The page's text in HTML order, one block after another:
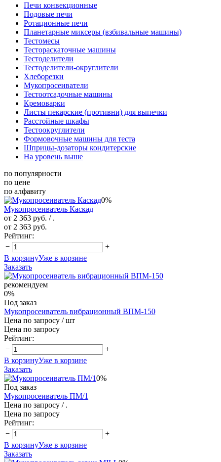
Печи конвекционные
Подовые печи
Ротационные печи
Планетарные миксеры (взбивальные машины)
Тестомесы
Тестораскаточные машины
Тестоделители
Тестоделители-округлители
Хлеборезки
Мукопросеиватели
Тестоотсадочные машины
Кремоварки
Листы пекарские (противни) для выпечки
Расстойные шкафы
Тестоокруглители
Формовочные машины для теста
Шприцы-дозаторы кондитерские
На уровень выше
по популярности
по цене
по алфавиту
0%
Мукопросеиватель Каскад
от 2 363 руб. / .
от 2 363 руб.
Рейтинг:
−
+
В корзинуУже в корзине
Заказать
рекомендуем
0%
Под заказ
Мукопросеиватель вибрационный ВПМ-150
Цена по запросу / шт
Цена по запросу
Рейтинг:
−
+
В корзинуУже в корзине
Заказать
0%
Под заказ
Мукопросеиватель ПМ/1
Цена по запросу / .
Цена по запросу
Рейтинг:
−
+
В корзинуУже в корзине
Заказать